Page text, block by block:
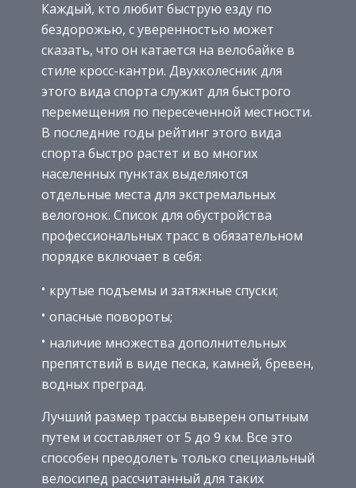
Каждый, кто любит быструю езду по
бездорожью, с уверенностью может
сказать, что он катается на велобайке в
стиле кросс-кантри. Двухколесник для
этого вида спорта служит для быстрого
перемещения по пересеченной местности.
В последние годы рейтинг этого вида
спорта быстро растет и во многих
населенных пунктах выделяются
отдельные места для экстремальных
велогонок. Список для обустройства
профессиональных трасс в обязательном
порядке включает в себя:
крутые подъемы и затяжные спуски;
опасные повороты;
наличие множества дополнительных
препятствий в виде песка, камней, бревен,
водных преград.
Лучший размер трассы выверен опытным
путем и составляет от 5 до 9 км. Все это
способен преодолеть только специальный
велосипед рассчитанный для таких